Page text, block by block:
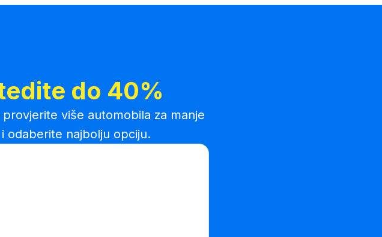
do 40%
provjerite više automobila za manje
odaberite najbolju opciju.